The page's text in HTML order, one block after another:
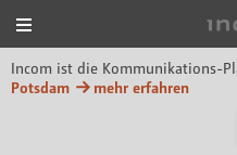
Incom ist die Kommunikations-
Potsdam
mehr erfahren